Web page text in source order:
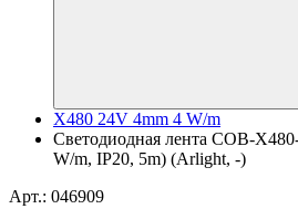
X480 24V 4mm 4 W/m
Светодиодная лента COB-
W/m, IP20, 5m) (Arlight, -)
Арт.: 046909